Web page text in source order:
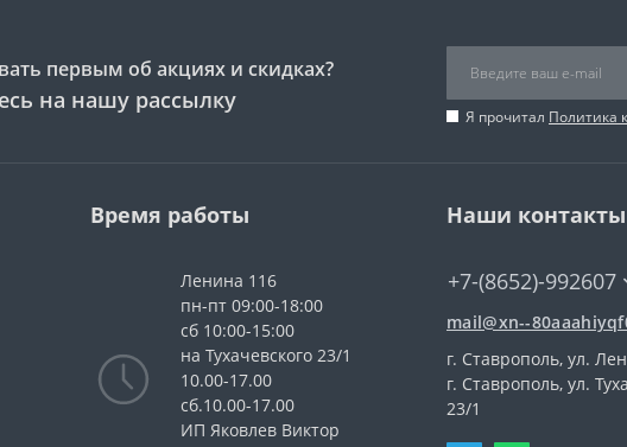
первым об акциях и скидках?
на нашу рассылку
Я прочитал Политика
Время работы
Ленина 116
пн-пт 09:00-18:00
сб 10:00-15:00
на Тухачевского 23/1
10.00-17.00
сб.10.00-17.00
ИП Яковлев Виктор
Наши контакты
+7-(8652)-992607
mail@xn--
г. Ставрополь, ул.
г. Ставрополь, ул.
23/1